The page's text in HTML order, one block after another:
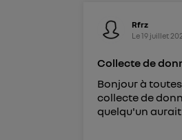
Rfrz
Le19 juillet
Collecte de
Bonjour à
collecte de
quelqu'un